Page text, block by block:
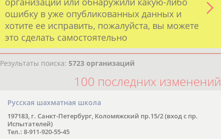
ошибку в уже опубликованных данных и
хотите ее исправить, пожалуйста, вы можете
это сделать самостоятельно
Результаты поиска: 5723 организаций
100 последних изменений
Русская шахматная школа
197183, г. Санкт-Петербург, Коломяжский пр.15/2 (вход с пр.
Испытателей)
Тел.: 8-911-920-55-45